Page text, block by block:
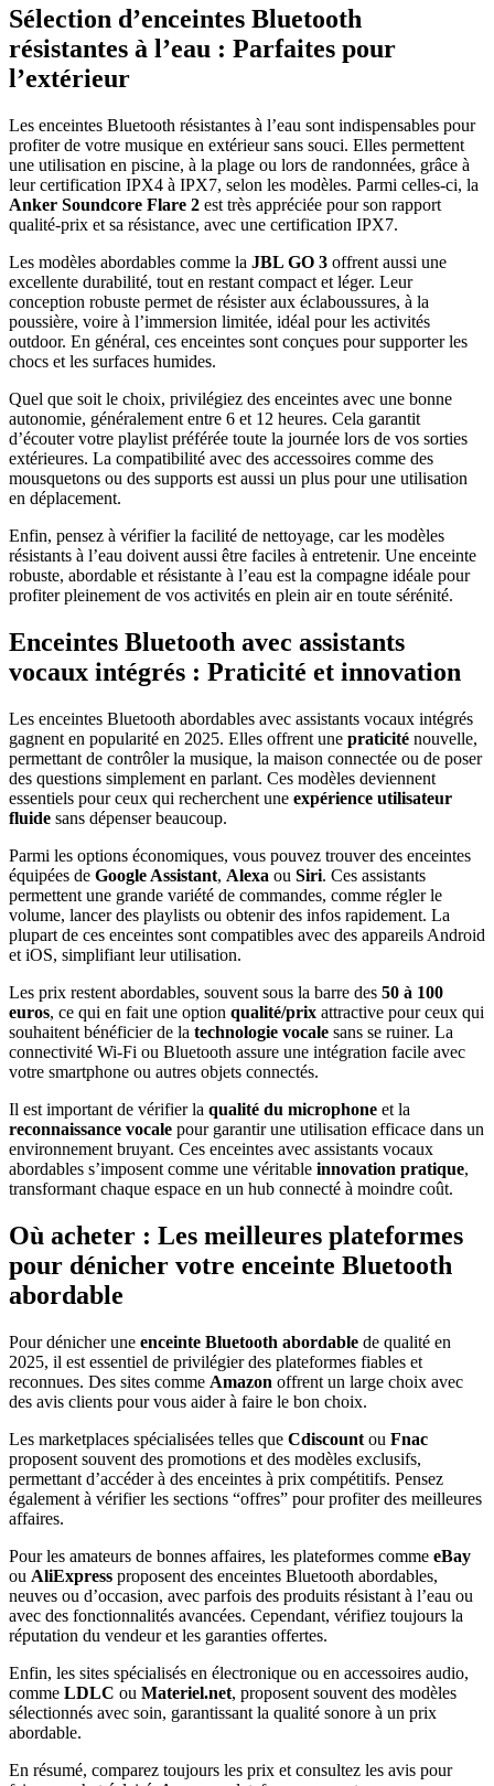
Sélection d’enceintes Bluetooth
résistantes à l’eau : Parfaites pour
l’extérieur
Les enceintes Bluetooth résistantes à l’eau sont indispensables pour
profiter de votre musique en extérieur sans souci. Elles permettent
une utilisation en piscine, à la plage ou lors de randonnées, grâce à
leur certification IPX4 à IPX7, selon les modèles. Parmi celles-ci, la
Anker Soundcore Flare 2 est très appréciée pour son rapport
qualité-prix et sa résistance, avec une certification IPX7.
Les modèles abordables comme la JBL GO 3 offrent aussi une
excellente durabilité, tout en restant compact et léger. Leur
conception robuste permet de résister aux éclaboussures, à la
poussière, voire à l’immersion limitée, idéal pour les activités
outdoor. En général, ces enceintes sont conçues pour supporter les
chocs et les surfaces humides.
Quel que soit le choix, privilégiez des enceintes avec une bonne
autonomie, généralement entre 6 et 12 heures. Cela garantit
d’écouter votre playlist préférée toute la journée lors de vos sorties
extérieures. La compatibilité avec des accessoires comme des
mousquetons ou des supports est aussi un plus pour une utilisation
en déplacement.
Enfin, pensez à vérifier la facilité de nettoyage, car les modèles
résistants à l’eau doivent aussi être faciles à entretenir. Une enceinte
robuste, abordable et résistante à l’eau est la compagne idéale pour
profiter pleinement de vos activités en plein air en toute sérénité.
Enceintes Bluetooth avec assistants
vocaux intégrés : Praticité et innovation
Les enceintes Bluetooth abordables avec assistants vocaux intégrés
gagnent en popularité en 2025. Elles offrent une praticité nouvelle,
permettant de contrôler la musique, la maison connectée ou de poser
des questions simplement en parlant. Ces modèles deviennent
essentiels pour ceux qui recherchent une expérience utilisateur
fluide sans dépenser beaucoup.
Parmi les options économiques, vous pouvez trouver des enceintes
équipées de Google Assistant, Alexa ou Siri. Ces assistants
permettent une grande variété de commandes, comme régler le
volume, lancer des playlists ou obtenir des infos rapidement. La
plupart de ces enceintes sont compatibles avec des appareils Android
et iOS, simplifiant leur utilisation.
Les prix restent abordables, souvent sous la barre des 50 à 100
euros, ce qui en fait une option qualité/prix attractive pour ceux qui
souhaitent bénéficier de la technologie vocale sans se ruiner. La
connectivité Wi-Fi ou Bluetooth assure une intégration facile avec
votre smartphone ou autres objets connectés.
Il est important de vérifier la qualité du microphone et la
reconnaissance vocale pour garantir une utilisation efficace dans un
environnement bruyant. Ces enceintes avec assistants vocaux
abordables s’imposent comme une véritable innovation pratique,
transformant chaque espace en un hub connecté à moindre coût.
Où acheter : Les meilleures plateformes
pour dénicher votre enceinte Bluetooth
abordable
Pour dénicher une enceinte Bluetooth abordable de qualité en
2025, il est essentiel de privilégier des plateformes fiables et
reconnues. Des sites comme Amazon offrent un large choix avec
des avis clients pour vous aider à faire le bon choix.
Les marketplaces spécialisées telles que Cdiscount ou Fnac
proposent souvent des promotions et des modèles exclusifs,
permettant d’accéder à des enceintes à prix compétitifs. Pensez
également à vérifier les sections “offres” pour profiter des meilleures
affaires.
Pour les amateurs de bonnes affaires, les plateformes comme eBay
ou AliExpress proposent des enceintes Bluetooth abordables,
neuves ou d’occasion, avec parfois des produits résistant à l’eau ou
avec des fonctionnalités avancées. Cependant, vérifiez toujours la
réputation du vendeur et les garanties offertes.
Enfin, les sites spécialisés en électronique ou en accessoires audio,
comme LDLC ou Materiel.net, proposent souvent des modèles
sélectionnés avec soin, garantissant la qualité sonore à un prix
abordable.
En résumé, comparez toujours les prix et consultez les avis pour